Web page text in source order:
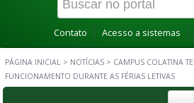
Contato Acesso a sistemas
PÁGINA INICIAL > NOTÍCIAS > CAMPUS COLATINA
FUNCIONAMENTO DURANTE AS FÉRIAS LETIVAS